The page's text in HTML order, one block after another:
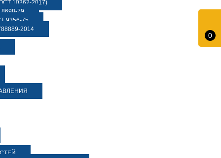
0
10362-2017)
79
9356-75
2014